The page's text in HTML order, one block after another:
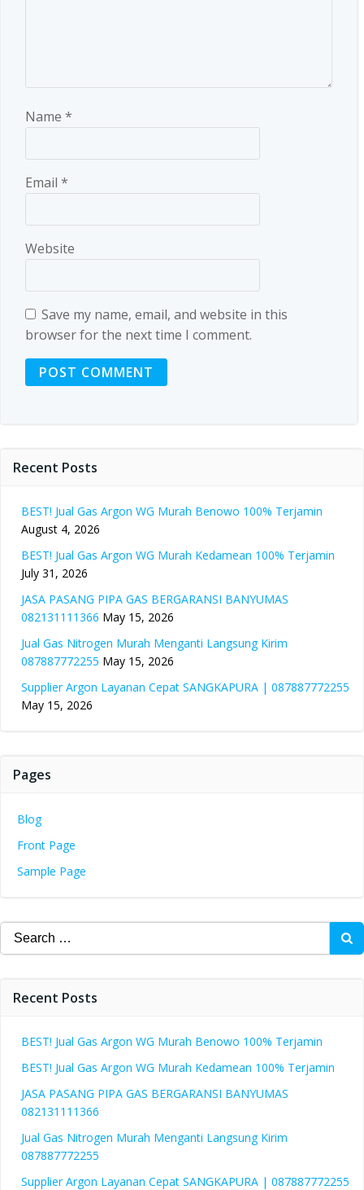
Name *
Email *
Website
Save my name, email, and website in this
browser for the next time I comment.
Recent Posts
BEST! Jual Gas Argon WG Murah Benowo 100% Terjamin
August 4, 2026
BEST! Jual Gas Argon WG Murah Kedamean 100% Terjamin
July 31, 2026
JASA PASANG PIPA GAS BERGARANSI BANYUMAS
082131111366 May 15, 2026
Jual Gas Nitrogen Murah Menganti Langsung Kirim
087887772255 May 15, 2026
Supplier Argon Layanan Cepat SANGKAPURA | 087887772255
May 15, 2026
Pages
Blog
Front Page
Sample Page
Search
for:
Recent Posts
BEST! Jual Gas Argon WG Murah Benowo 100% Terjamin
BEST! Jual Gas Argon WG Murah Kedamean 100% Terjamin
JASA PASANG PIPA GAS BERGARANSI BANYUMAS
082131111366
Jual Gas Nitrogen Murah Menganti Langsung Kirim
087887772255
Supplier Argon Layanan Cepat SANGKAPURA | 087887772255